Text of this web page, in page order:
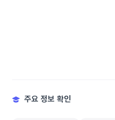
주요 정보 확인